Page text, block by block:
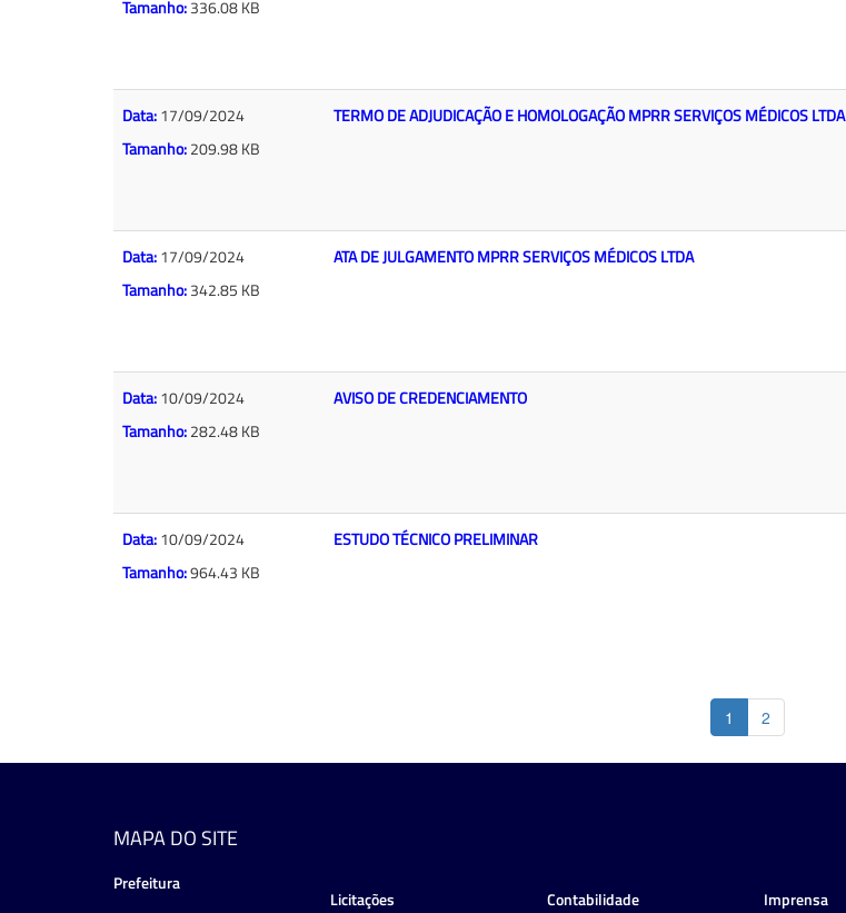
Tamanho:336.08 KB
Data:17/09/2024
Tamanho:209.98 KB
TERMO DE ADJUDICAÇÃO E HOMOLOGAÇÃO MPRR SERVIÇOS MÉDICOS LTDA
Data:17/09/2024
Tamanho:342.85 KB
ATA DE JULGAMENTO MPRR SERVIÇOS MÉDICOS LTDA
Data:10/09/2024
Tamanho:282.48 KB
AVISO DE CREDENCIAMENTO
Data:10/09/2024
Tamanho:964.43 KB
ESTUDO TÉCNICO PRELIMINAR
1 2
MAPA DO SITE
Prefeitura
Licitações
Contabilidade
Imprensa